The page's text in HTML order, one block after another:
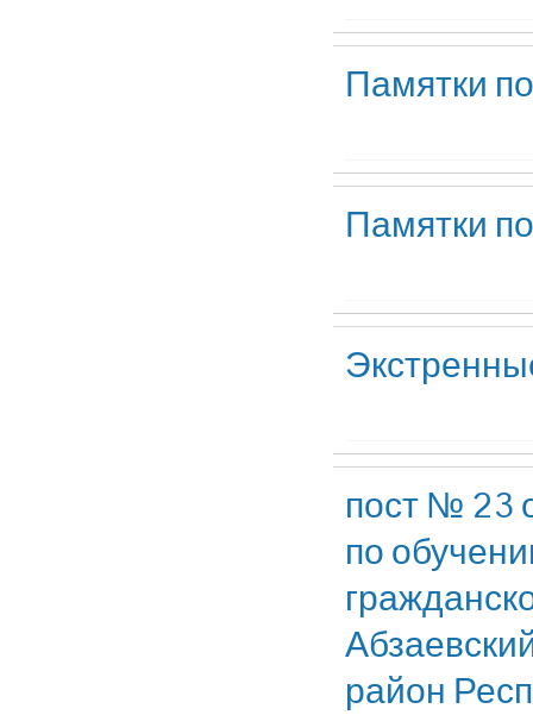
Памятки
Памятки
пост № 23
по
район